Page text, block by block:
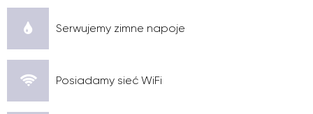
Serwujemy zimne napoje
Posiadamy sieć WiFi